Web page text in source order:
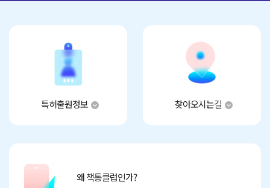
특허출원정보 찾아오시는길
왜 책통클럽인가?